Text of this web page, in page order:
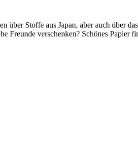
über Stoffe aus Japan, aber auch über
Freunde verschenken? Schönes Papier